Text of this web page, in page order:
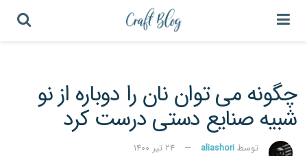
چگونه می توان نان را دوباره از نو
شبیه صنایع دستی درست کرد
توسطaliashori ۲۴ تیر ۱۴۰۰